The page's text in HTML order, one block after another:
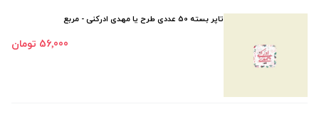
تاپر بسته 50 عددی طرح یا مهدی ادرکنی - مربع
56٬000 تومان